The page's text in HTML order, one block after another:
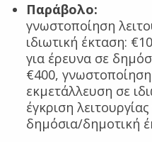
Παράβολο:
γνωστοποίηση
ιδιωτική έκταση:
για έρευνα σε
€400, γνωστοποίηση
εκμετάλλευση σε
έγκριση
δημόσια/δημοτική